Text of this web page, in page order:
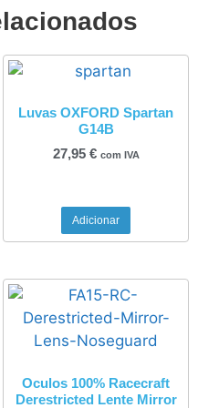
Luvas OXFORD Spartan
G14B
27,95 € com IVA
Adicionar
Oculos 100% Racecraft
Derestricted Lente Mirror